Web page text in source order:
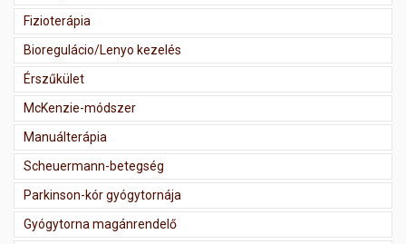
Fizioterápia
Bioregulácio/Lenyo kezelés
Érszűkület
McKenzie-módszer
Manuálterápia
Scheuermann-betegség
Parkinson-kór gyógytornája
Gyógytorna magánrendelő